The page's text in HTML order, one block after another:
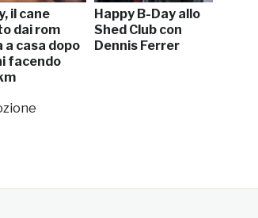
il cane
dai rom
a casa dopo
facendo
Happy B-Day allo
Shed Club con
Dennis Ferrer